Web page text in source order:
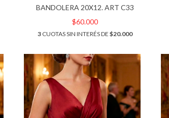
BANDOLERA 20X12. ART C33
$60.000
3CUOTAS SIN INTERÉS DE $20.000